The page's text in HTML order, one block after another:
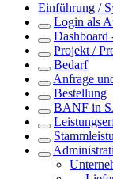
Einführung /
Login als
Projekt /
Bedarf
Anfrage
Bestellung
BANF in